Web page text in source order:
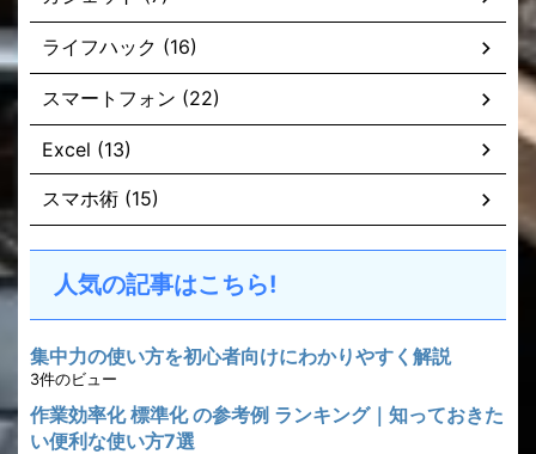
ライフハック (16)
スマートフォン (22)
Excel (13)
スマホ術 (15)
人気の記事はこちら!
集中力の使い方を初心者向けにわかりやすく解説
3件のビュー
作業効率化 標準化 の参考例 ランキング｜知っておきた
い便利な使い方7選